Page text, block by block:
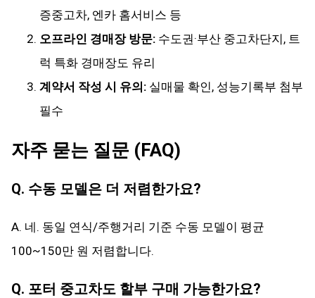
증중고차, 엔카 홈서비스 등
오프라인 경매장 방문: 수도권·부산 중고차단지, 트
럭 특화 경매장도 유리
계약서 작성 시 유의: 실매물 확인, 성능기록부 첨부
필수
자주 묻는 질문 (FAQ)
Q. 수동 모델은 더 저렴한가요?
A. 네. 동일 연식/주행거리 기준 수동 모델이 평균
100~150만 원 저렴합니다.
Q. 포터 중고차도 할부 구매 가능한가요?